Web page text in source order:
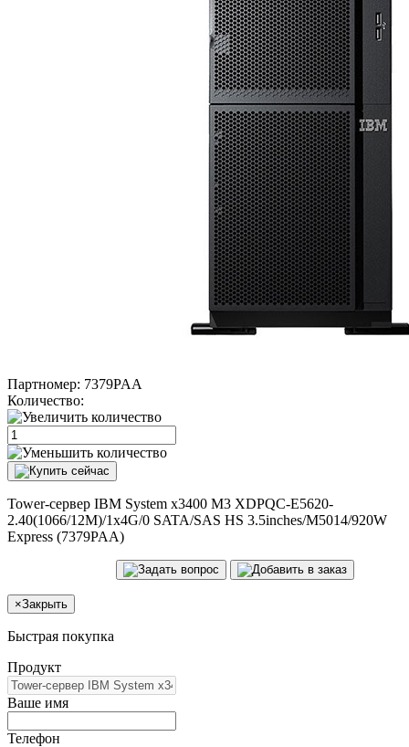
Партномер: 7379PAA
Количество:
Tower-сервер IBM System x3400 M3 XDPQC-E5620-
2.40(1066/12M)/1x4G/0 SATA/SAS HS 3.5inches/M5014/920W
Express (7379PAA)
×Закрыть
Быстрая покупка
Продукт
Ваше имя
Телефон